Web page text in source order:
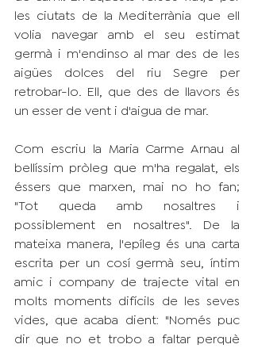
les ciutats de la Mediterrània que ell
volia navegar amb el seu estimat
germà i m'endinso al mar des de les
aigües dolces del riu Segre per
retrobar-lo. Ell, que des de llavors és
un esser de vent i d'aigua de mar.
Com escriu la Maria Carme Arnau al
bellíssim pròleg que m'ha regalat, els
éssers que marxen, mai no ho fan;
"Tot queda amb nosaltres i
possiblement en nosaltres". De la
mateixa manera, l'epíleg és una carta
escrita per un cosí germà seu, íntim
amic i company de trajecte vital en
molts moments difícils de les seves
vides, que acaba dient: "Només puc
dir que no et trobo a faltar perquè